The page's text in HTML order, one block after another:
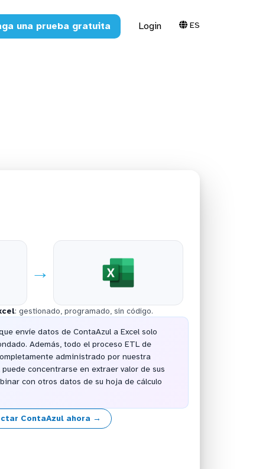
una prueba gratuita Login ES
→
: gestionado, programado, sin código.
envíe datos de ContaAzul a Excel solo
Además, todo el proceso ETL de
administrado por nuestra
concentrarse en extraer valor de sus
con otros datos de su hoja de cálculo
ContaAzul ahora →